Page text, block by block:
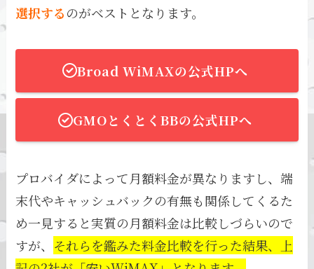
選択するのがベストとなります。
Broad WiMAXの公式HPへ
GMOとくとくBBの公式HPへ
プロバイダによって月額料金が異なりますし、端
末代やキャッシュバックの有無も関係してくるた
め一見すると実質の月額料金は比較しづらいので
すが、 それらを鑑みた料金比較を行った結果、上